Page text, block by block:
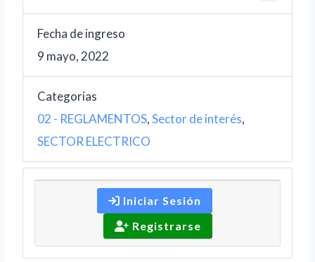
Fecha de ingreso
9 mayo, 2022
Categorias
02 - REGLAMENTOS,Sector de interés,
SECTOR ELECTRICO
Iniciar Sesión
Registrarse